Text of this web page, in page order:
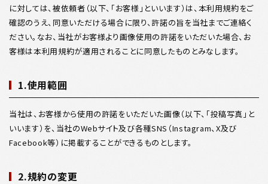
に対しては、被依頼者（以下、「お客様」といいます）は、本利用規約をご
確認のうえ、同意いただける場合に限り、許諾の旨を当社までご連絡く
ださい。なお、当社がお客様より画像使用の許諾をいただいた場合、お
客様は本利用規約が適用されることに同意したものとみなします。
1.使用範囲
当社は、お客様から使用の許諾をいただいた画像（以下、「投稿写真」と
いいます）を、当社のWebサイト及び各種SNS（Instagram、X及び
Facebook等）に掲載することができるものとします。
2.規約の変更